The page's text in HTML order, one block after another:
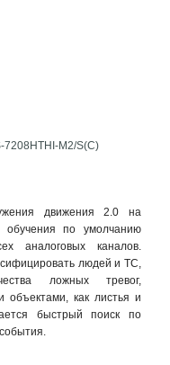
7208HTHI-M2/S(C)
движения 2.0 на
обучения по умолчанию
аналоговых каналов.
людей и ТС,
ложных тревог,
объектами, как листья и
быстрый поиск по